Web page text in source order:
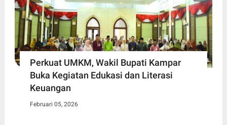
Perkuat UMKM, Wakil Bupati Kampar
Buka Kegiatan Edukasi dan Literasi
Keuangan
Februari 05, 2026